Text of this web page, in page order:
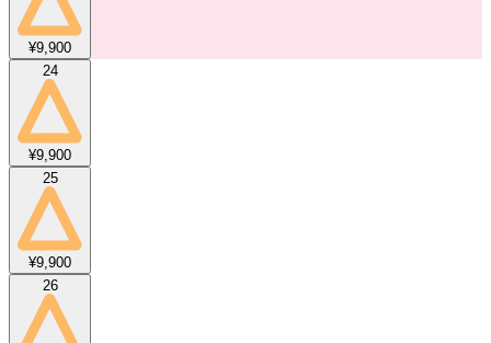
¥9,900
24
¥9,900
25
¥9,900
26